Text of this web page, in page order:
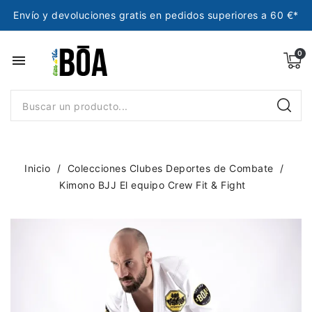
Envío y devoluciones gratis en pedidos superiores a 60 €*
menu
Inicio
Colecciones Clubes Deportes de Combate
Kimono BJJ El equipo Crew Fit & Fight